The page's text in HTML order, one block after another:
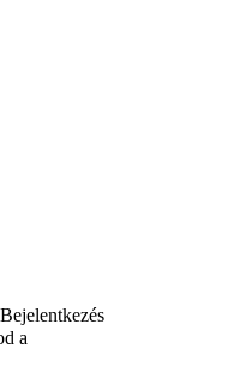
Bejelentkezés
a